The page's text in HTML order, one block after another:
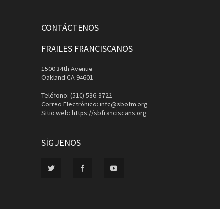
CONTÁCTENOS
FRAILES FRANCISCANOS
1500 34th Avenue
Oakland CA 94601
Teléfono: (510) 536-3722
Correo Electrónico: info@sbofm.org
Sitio web: https://sbfranciscans.org
SÍGUENOS